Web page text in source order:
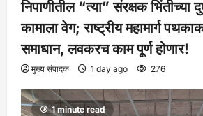
निपाणीतील “त्या” संरक्षक भिंतीच्या
कामाला वेग; राष्ट्रीय महामार्ग
समाधान, लवकरच काम पूर्ण होणार!
मुख्य संपादक 1 day ago 276
1 minute read